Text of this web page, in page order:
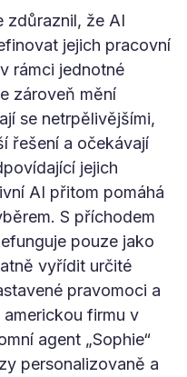
zdůraznil, že AI
jejich pracovní
rámci jednotné
zároveň mění
se netrpělivějšími,
řešení a očekávají
jejich
AI přitom pomáhá
S příchodem
pouze jako
vyřídit určité
pravomoci a
firmu v
agent „Sophie“
personalizovaně a